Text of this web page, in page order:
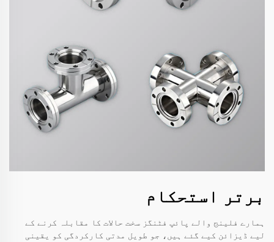
برتر استحکام
ہمارے فلینج والے پائپ فٹنگز سخت حالات کا مقابلہ کرنے کے
لیے ڈیزائن کیے گئے ہیں، جو طویل مدتی کارکردگی کو یقینی